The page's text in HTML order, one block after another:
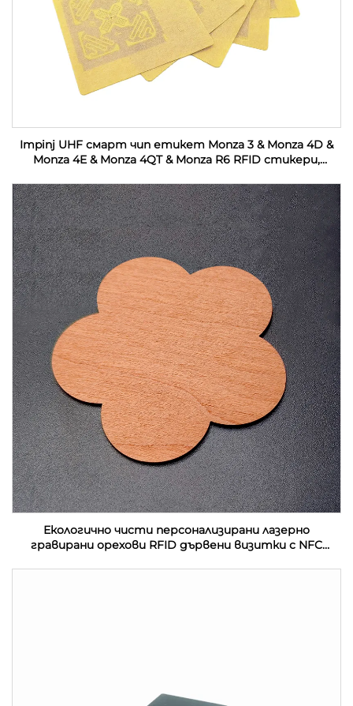
Impinj UHF смарт чип етикет Monza 3 & Monza 4D &
Monza 4E & Monza 4QT & Monza R6 RFID стикери,
Екологично чисти персонализирани лазерно
гравирани орехови RFID дървени визитки с NFC